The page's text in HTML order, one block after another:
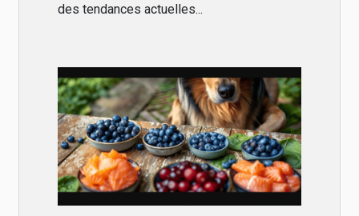
des tendances actuelles...